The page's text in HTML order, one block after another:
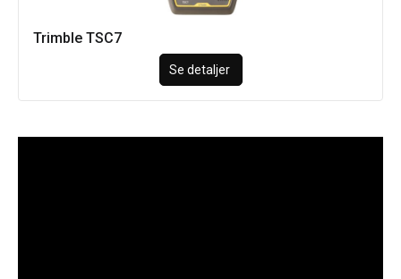
Trimble TSC7
Se detaljer